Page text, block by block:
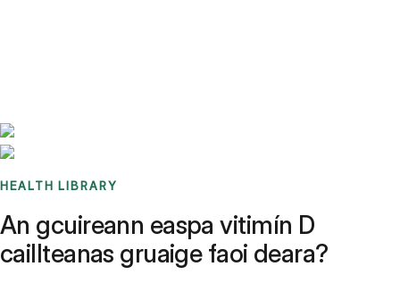
HEALTH LIBRARY
An gcuireann easpa vitimín D
caillteanas gruaige faoi deara?